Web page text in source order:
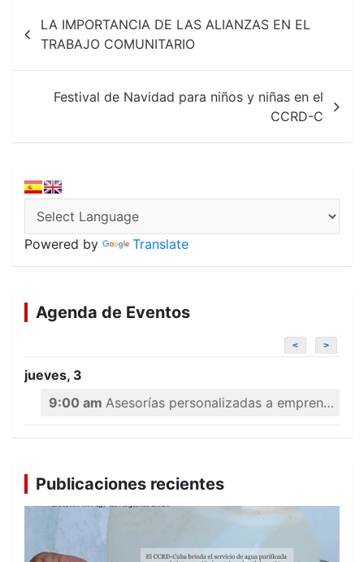
k
p
Navegación
de
entradas
LA IMPORTANCIA DE LAS ALIANZAS EN EL
TRABAJO COMUNITARIO
Festival de Navidad para niños y niñas en el
CCRD-C
Powered by Translate
Agenda de Eventos
< >
jueves, 3
9:00 am Asesorías personalizadas a emprendedores
Publicaciones recientes